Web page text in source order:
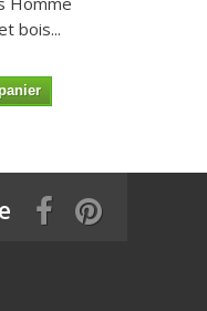
bois...